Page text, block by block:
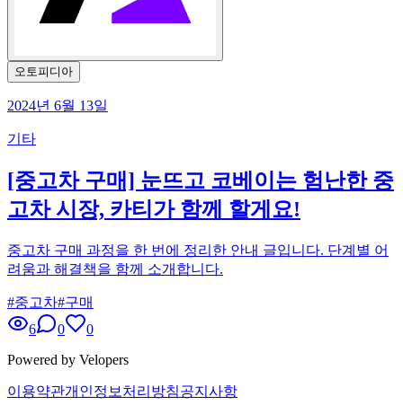
오토피디아
2024년 6월 13일
기타
[중고차 구매] 눈뜨고 코베이는 험난한 중
고차 시장, 카티가 함께 할게요!
중고차 구매 과정을 한 번에 정리한 안내 글입니다. 단계별 어
려움과 해결책을 함께 소개합니다.
#중고차#구매
6
0
0
Powered by Velopers
이용약관개인정보처리방침공지사항